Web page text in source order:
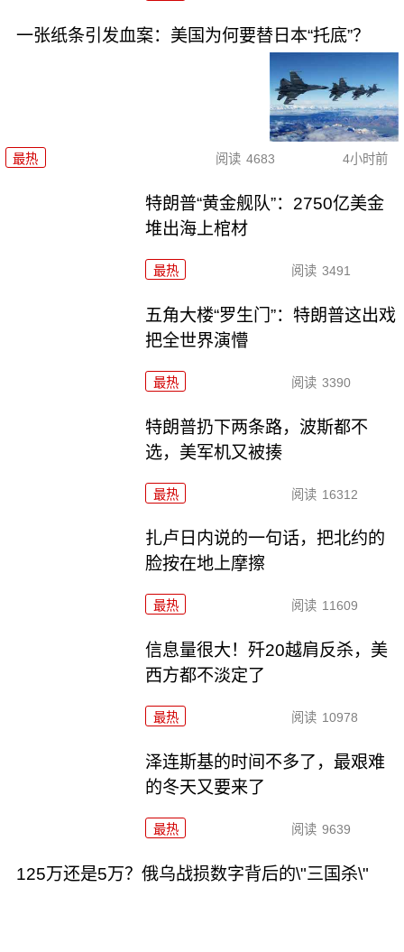
一张纸条引发血案：美国为何要替日本“托底”？
最热 阅读 4683 4小时前
特朗普“黄金舰队”：2750亿美金
堆出海上棺材
最热 阅读 3491
五角大楼“罗生门”：特朗普这出戏
把全世界演懵
最热 阅读 3390
特朗普扔下两条路，波斯都不
选，美军机又被揍
最热 阅读 16312
扎卢日内说的一句话，把北约的
脸按在地上摩擦
最热 阅读 11609
信息量很大！歼20越肩反杀，美
西方都不淡定了
最热 阅读 10978
泽连斯基的时间不多了，最艰难
的冬天又要来了
最热 阅读 9639
125万还是5万？俄乌战损数字背后的\"三国杀\"